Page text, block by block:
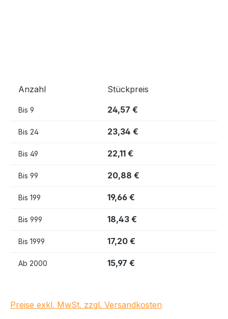
Anzahl Stückpreis
Bis 9 24,57 €
Bis 24 23,34 €
Bis 49 22,11 €
Bis 99 20,88 €
Bis 199 19,66 €
Bis 999 18,43 €
Bis 1999 17,20 €
Ab 2000 15,97 €
Preise exkl. MwSt. zzgl. Versandkosten